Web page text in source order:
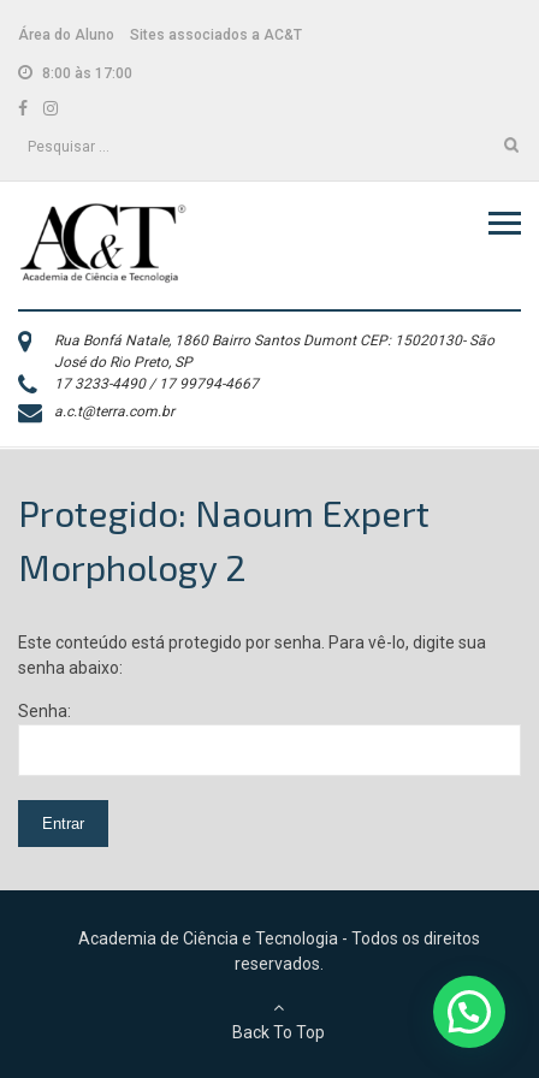
content
Área do Aluno Sites associados a AC&T
8:00 às 17:00
Facebook
Instagram
Pesquisar
Rua Bonfá Natale, 1860 Bairro Santos Dumont CEP: 15020130- São
José do Rio Preto, SP
17 3233-4490 / 17 99794-4667
a.c.t@terra.com.br
Protegido: Naoum Expert
Morphology 2
Este conteúdo está protegido por senha. Para vê-lo, digite sua
senha abaixo:
Senha:
Academia de Ciência e Tecnologia - Todos os direitos
reservados.
Back To Top